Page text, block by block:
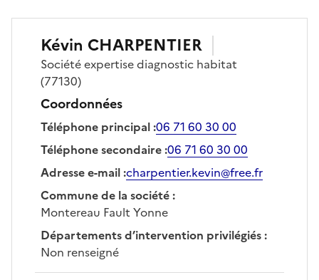
Kévin CHARPENTIER
Sociétéexpertise diagnostic habitat
(77130)
Coordonnées
Téléphone principal:06 71 60 30 00
Téléphone secondaire:06 71 60 30 00
Adresse e-mail:charpentier.kevin@free.fr
Commune de la société:
Montereau Fault Yonne
Départements d’intervention privilégiés:
Non renseigné